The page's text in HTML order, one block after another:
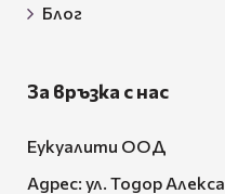
Блог
За връзка с нас
Еукуалити ООД
Адрес: ул. Тодор